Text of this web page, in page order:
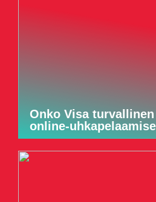
Onko Visa
online-